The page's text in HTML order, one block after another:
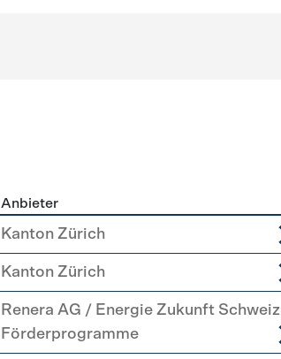
Anbieter
Kanton Zürich
Kanton Zürich
Renera AG / Energie Zukunft Schweiz
Förderprogramme